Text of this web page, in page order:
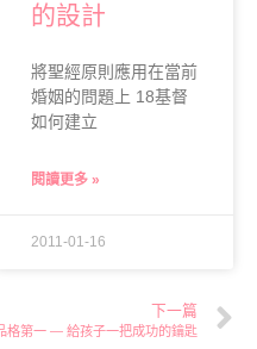
的設計
將聖經原則應用在當前
婚姻的問題上 18基督
如何建立
閱讀更多 »
2011-01-16
下一篇
格第一 — 給孩子一把成功的鑰匙